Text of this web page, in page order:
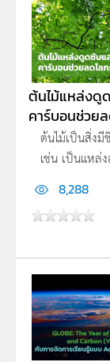
ต้นไม้แหล่งดู
คาร์บอนช่วย
ต้นไม้เป็นสิ่ง
เช่น เป็นแหล่
8,288